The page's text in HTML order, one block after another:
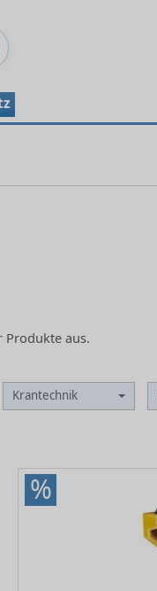
Produkte aus.
Krantechnik
%